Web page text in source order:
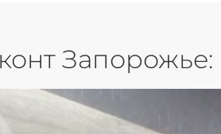
Запорожье: